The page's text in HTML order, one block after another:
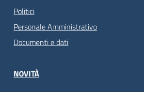
Politici
Personale Amministrativo
Documenti e dati
NOVITÀ